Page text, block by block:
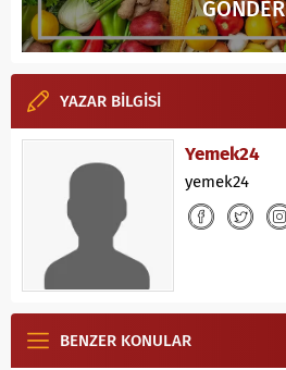
GÖNDER
YAZAR BİLGİSİ
Yemek24
yemek24
BENZER KONULAR